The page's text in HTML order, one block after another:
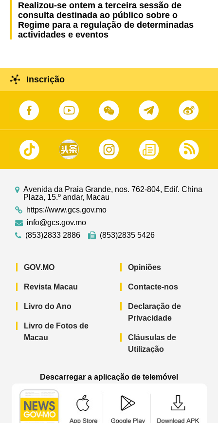
Realizou-se ontem a terceira sessão de
consulta destinada ao público sobre o
Regime para a regulação de determinadas
actividades e eventos
Inscrição
Avenida da Praia Grande, nos. 762-804, Edif. China
Plaza, 15.º andar, Macau
https://www.gcs.gov.mo
info@gcs.gov.mo
(853)2833 2886
(853)2835 5426
GOV.MO
Revista Macau
Livro do Ano
Livro de Fotos de
Macau
Opiniões
Contacte-nos
Declaração de
Privacidade
Cláusulas de
Utilização
Descarregar a aplicação de telemóvel